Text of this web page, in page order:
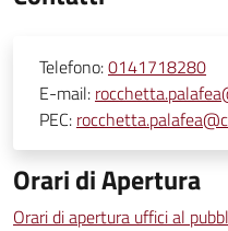
Telefono:0141718280
E-mail:
PEC:
Orari di Apertura
Orari di apertura uffici al